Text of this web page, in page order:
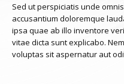
Sed ut perspiciatis unde
accusantium doloremque
ipsa quae ab illo inventore
vitae dicta sunt explicabo.
voluptas sit aspernatur aut